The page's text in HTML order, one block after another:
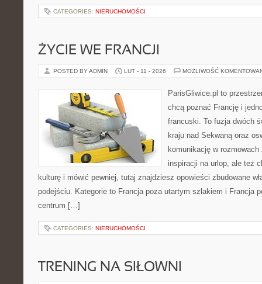
CATEGORIES: NIERUCHOMOŚCI
ŻYCIE WE FRANCJI
POSTED BY ADMIN LUT - 11 - 2026 MOŻLIWOŚĆ
ParisGliwice.pl to
chcą poznać Francję i
francuski. To fuzja dwóch
kraju nad Sekwaną oraz
komunikację w
inspiracji na urlop, ale też
kulturę i mówić pewniej, tutaj znajdziesz opowieści zbudowane
podejściu. Kategorie to Francja poza utartym szlakiem i Francja
centrum […]
CATEGORIES: NIERUCHOMOŚCI
TRENING NA SIŁOWNI